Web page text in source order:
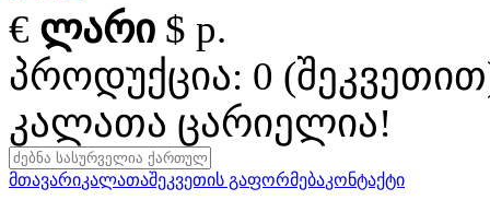
€ ლარი $ р.
პროდუქცია: 0
კალათა ცარიელია!
მთავარიკალათაშეკვეთის გაფორმებაკონტაქტი